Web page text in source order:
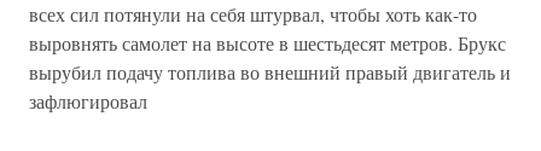
всех сил потянули на себя штурвал, чтобы хоть как-то
выровнять самолет на высоте в шестьдесят метров. Брукс
вырубил подачу топлива во внешний правый двигатель и
зафлюгировал